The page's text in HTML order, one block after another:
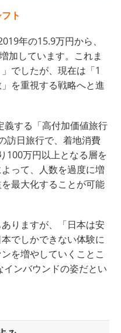
ト
年の15.9万円から、
加しています。これま
でしたが、現在は「1
を重視する戦略へと進
義する「高付加価値旅行
訪日旅行で、着地消費
100万円以上となる層を
って、人数を過度に増
最大化することが可能
りますが、「日本は安
でしかできない体験に
を増やしていくことこ
ンバウンドの姿だとい